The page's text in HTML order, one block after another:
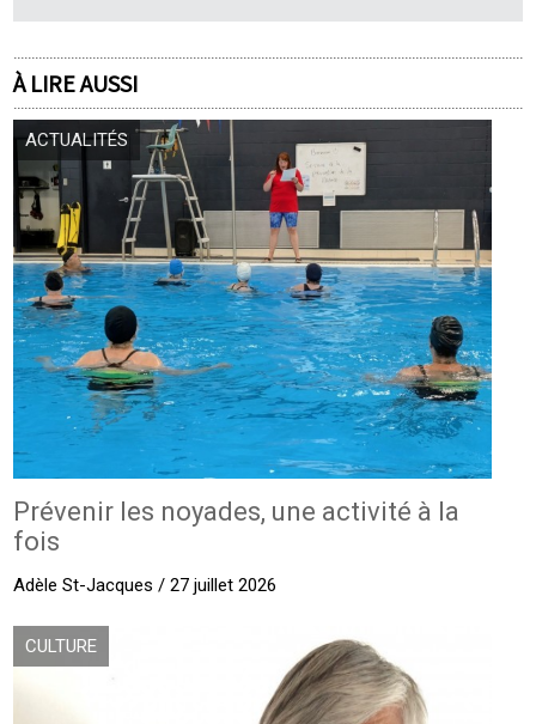
À LIRE AUSSI
ACTUALITÉS
Prévenir les noyades, une activité à la
fois
Adèle St-Jacques / 27 juillet 2026
CULTURE